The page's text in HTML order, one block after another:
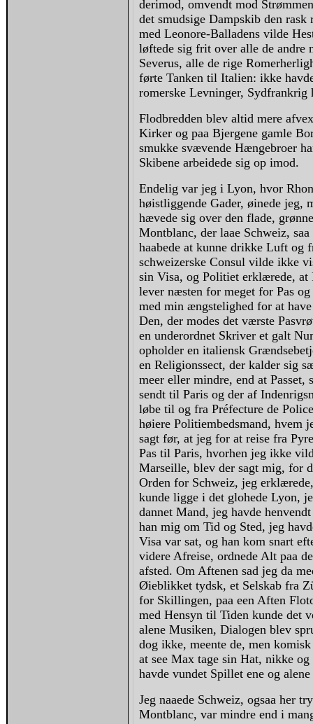
derimod, omvendt mod
det smudsige Dampskib den
med Leonore-Balladens vilde
løftede sig frit over alle de andre
Severus, alle de rige
førte Tanken til Italien: ikke
romerske Levninger, Sydfrankrig
Flodbredden blev altid mere
Kirker og paa Bjergene gamle
smukke svævende Hængebroer
Skibene arbeidede sig op imod.
Endelig var jeg i Lyon, hvor
høistliggende Gader, øinede jeg,
hævede sig over den flade,
Montblanc, der laae Schweiz,
haabede at kunne drikke Luft og
schweizerske Consul vilde ikke
sin Visa, og Politiet erklærede, at
lever næsten for meget for Pas
med min ængstelighed for at
Den, der modes det værste
en underordnet Skriver et galt
opholder en italiensk
en Religionssect, der kalder sig
meer eller mindre, end at
sendt til Paris og der af
løbe til og fra Préfecture de
høiere Politiembedsmand, hvem
sagt før, at jeg for at reise fra
Pas til Paris, hvorhen jeg ikke
Marseille, blev der sagt mig, for
Orden for Schweiz, jeg
kunde ligge i det glohede Lyon,
dannet Mand, jeg havde hen
han mig om Tid og Sted, jeg
Visa var sat, og han kom snart
videre Afreise, ordnede Alt paa
afsted. Om Aftenen sad jeg da
Øieblikket tydsk, et Selskab fra
for Skillingen, paa een Aften
med Hensyn til Tiden kunde det
alene Musiken, Dialogen blev
dog ikke, meente de, men
at see Max tage sin Hat, nikke
havde vundet Spillet ene og
Jeg naaede Schweiz, ogsaa her
Montblanc, var mindre end i